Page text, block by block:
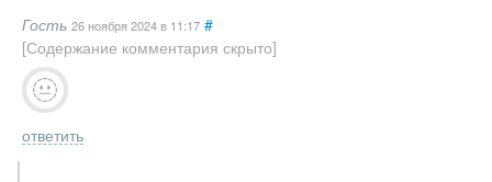
Гость 26 ноября 2024в 11:17 #
[Содержание комментария скрыто]
ответить